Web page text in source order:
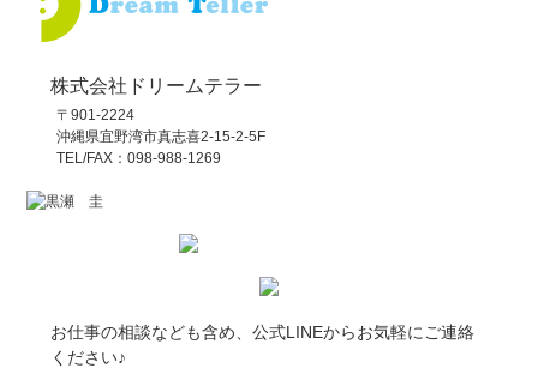
株式会社ドリームテラー
〒901-2224
沖縄県宜野湾市真志喜2-15-2-5F
TEL/FAX：098-988-1269
お仕事の相談なども含め、公式LINEからお気軽にご連絡
ください♪